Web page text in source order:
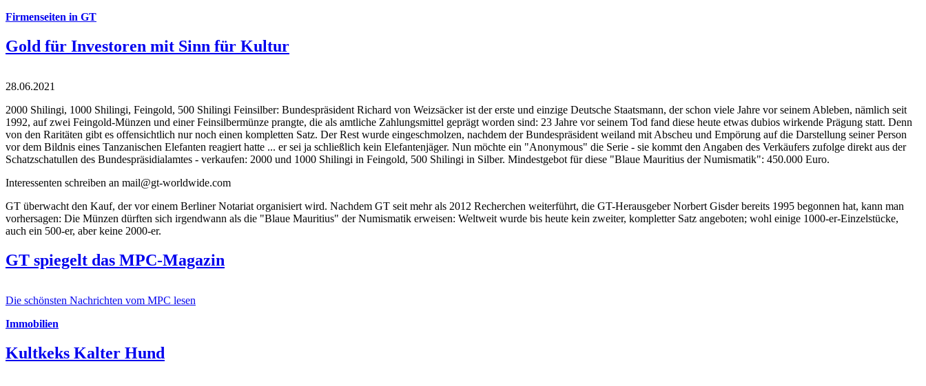
Firmenseiten in GT
Gold für Investoren mit Sinn für Kultur
28.06.2021
2000 Shilingi, 1000 Shilingi, Feingold, 500 Shilingi Feinsilber: Bundespräsident Richard von Weizsäcker ist der erste und einzige Deutsche Staatsmann, der schon viele Jahre vor seinem Ableben, nämlich seit
1992, auf zwei Feingold-Münzen und einer Feinsilbermünze prangte, die als amtliche Zahlungsmittel geprägt worden sind: 23 Jahre vor seinem Tod fand diese heute etwas dubios wirkende Prägung statt. Denn
von den Raritäten gibt es offensichtlich nur noch einen kompletten Satz. Der Rest wurde eingeschmolzen, nachdem der Bundespräsident weiland mit Abscheu und Empörung auf die Darstellung seiner Person
vor dem Bildnis eines Tanzanischen Elefanten reagiert hatte ... er sei ja schließlich kein Elefantenjäger. Nun möchte ein "Anonymous" die Serie - sie kommt den Angaben des Verkäufers zufolge direkt aus der
Schatzschatullen des Bundespräsidialamtes - verkaufen: 2000 und 1000 Shilingi in Feingold, 500 Shilingi in Silber. Mindestgebot für diese "Blaue Mauritius der Numismatik": 450.000 Euro.
Interessenten schreiben an mail@gt-worldwide.com
GT überwacht den Kauf, der vor einem Berliner Notariat organisiert wird. Nachdem GT seit mehr als 2012 Recherchen weiterführt, die GT-Herausgeber Norbert Gisder bereits 1995 begonnen hat, kann man
vorhersagen: Die Münzen dürften sich irgendwann als die "Blaue Mauritius" der Numismatik erweisen: Weltweit wurde bis heute kein zweiter, kompletter Satz angeboten; wohl einige 1000-er-Einzelstücke,
auch ein 500-er, aber keine 2000-er.
GT spiegelt das MPC-Magazin
Die schönsten Nachrichten vom MPC lesen
Immobilien
Kultkeks Kalter Hund